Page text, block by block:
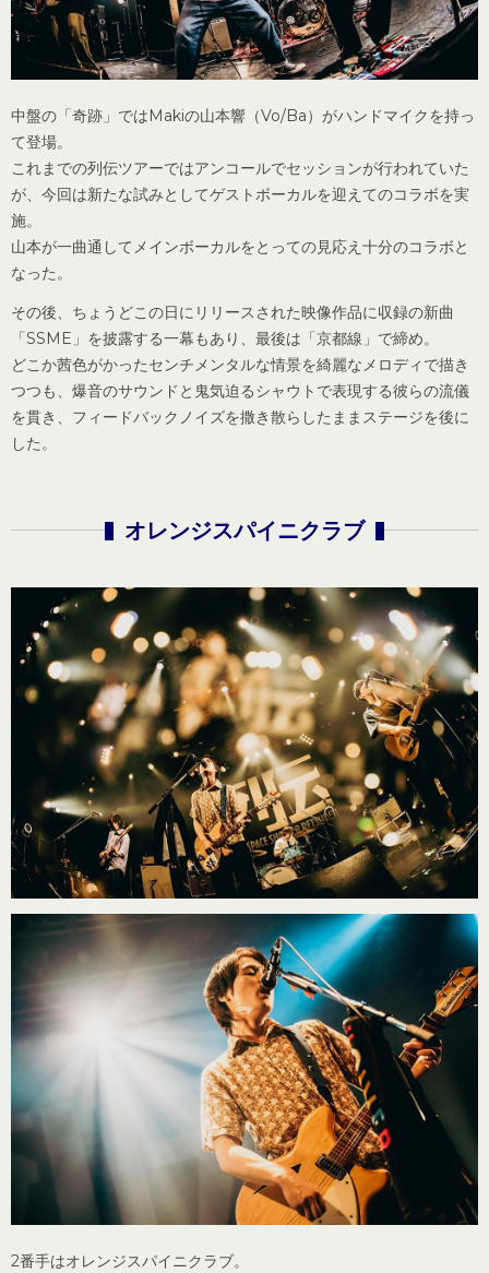
中盤の「奇跡」ではMakiの山本響（Vo/Ba）がハンドマイクを持っ
て登場。
これまでの列伝ツアーではアンコールでセッションが行われていた
が、今回は新たな試みとしてゲストボーカルを迎えてのコラボを実
施。
山本が一曲通してメインボーカルをとっての見応え十分のコラボと
なった。
その後、ちょうどこの日にリリースされた映像作品に収録の新曲
「SSME」を披露する一幕もあり、最後は「京都線」で締め。
どこか茜色がかったセンチメンタルな情景を綺麗なメロディで描き
つつも、爆音のサウンドと鬼気迫るシャウトで表現する彼らの流儀
を貫き、フィードバックノイズを撒き散らしたままステージを後に
した。
オレンジスパイニクラブ
2番手はオレンジスパイニクラブ。